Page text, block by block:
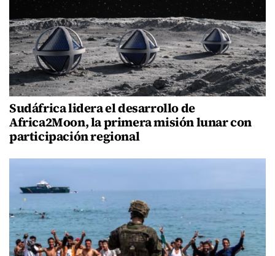
Sudáfrica lidera el desarrollo de
Africa2Moon, la primera misión lunar con
participación regional